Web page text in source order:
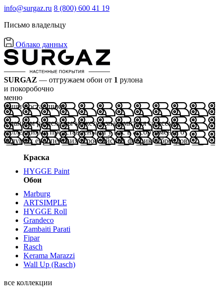
info@surgaz.ru 8 (800) 600 41 19
Письмо владельцу
Облако данных
SURGAZ — отгружаем обои от 1 рулона
и покоробочно
меню
наши поставщики
в данном разделе вы можете ознакомиться со всеми
коллекциями представлеными у нас в ассортименте от
ведущих европейских и российских фабрик и брендов
Краска
HYGGE Paint
Обои
Marburg
ARTSIMPLE
HYGGE Roll
Grandeco
Zambaiti Parati
Fipar
Rasch
Kerama Marazzi
Wall Up (Rasch)
все коллекции